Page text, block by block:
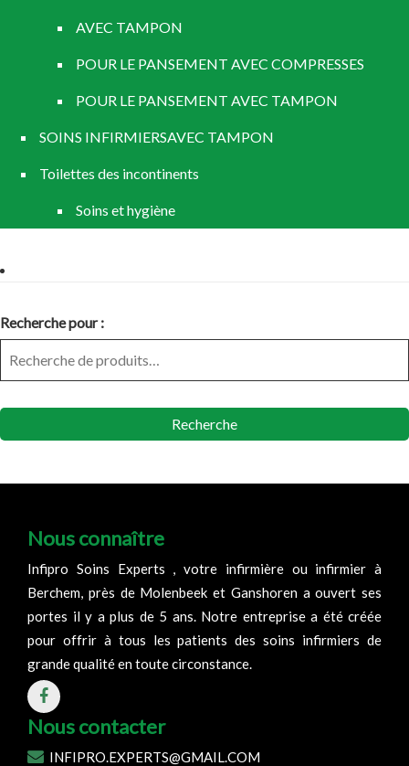
AVEC TAMPON
POUR LE PANSEMENT AVEC COMPRESSES
POUR LE PANSEMENT AVEC TAMPON
SOINS INFIRMIERSAVEC TAMPON
Toilettes des incontinents
Soins et hygiène
Recherche pour :
Recherche
Nous connaître
Infipro Soins Experts , votre infirmière ou infirmier à
Berchem, près de Molenbeek et Ganshoren a ouvert ses
portes il y a plus de 5 ans. Notre entreprise a été créée
pour offrir à tous les patients des soins infirmiers de
grande qualité en toute circonstance.
Nous contacter
INFIPRO.EXPERTS@GMAIL.COM